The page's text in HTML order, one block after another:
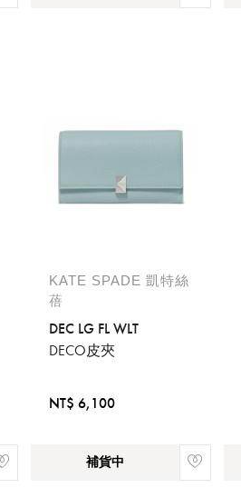
KATE SPADE 凱特絲
蓓
DEC LG FL WLT
DECO皮夾
NT$ 6,100
補貨中